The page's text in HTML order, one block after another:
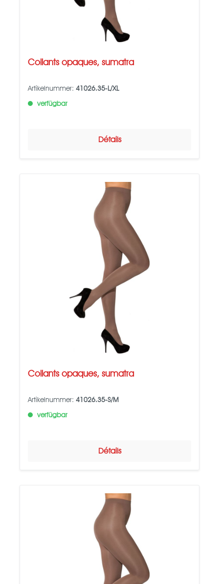
Collants opaques, sumatra
Artikelnummer: 41026.35-L/XL
verfügbar
Détails
Collants opaques, sumatra
Artikelnummer: 41026.35-S/M
verfügbar
Détails